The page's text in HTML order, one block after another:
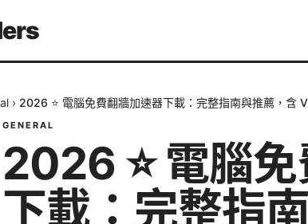
› 2026 ⭐ 電腦免費翻牆加速器下載：完整指南與推薦，含
GENERAL
2026 ⭐ 電腦
下載：完整指